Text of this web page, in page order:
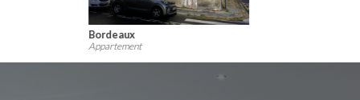
Bordeaux
Appartement